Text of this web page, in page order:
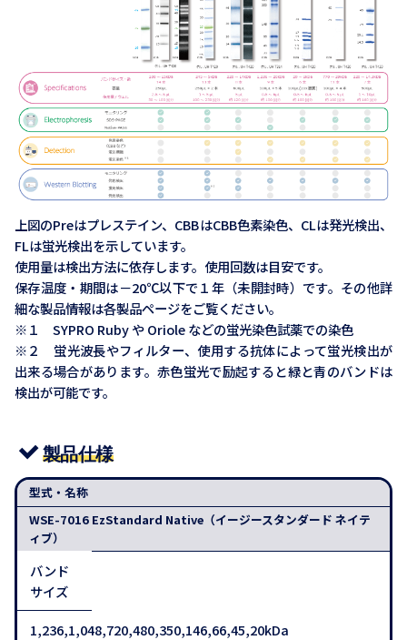
上図のPreはプレステイン、CBBはCBB色素染色、CLは発光検出、
FLは蛍光検出を示しています。
使用量は検出方法に依存します。使用回数は目安です。
保存温度・期間は－20℃以下で１年（未開封時）です。その他詳
細な製品情報は各製品ページをご覧ください。
※１ SYPRO Ruby や Oriole などの蛍光染色試薬での染色
※２ 蛍光波長やフィルター、使用する抗体によって蛍光検出が
出来る場合があります。赤色蛍光で励起すると緑と青のバンドは
検出が可能です。
製品仕様
型式・名称
WSE-7016 EzStandard Native（イージースタンダード ネイテ
ィブ）
バンド
サイズ
1,236,1,048,720,480,350,146,66,45,20kDa